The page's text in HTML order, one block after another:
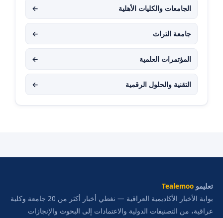
الجامعات والكليات الأهلية ←
جامعة التراث ←
المؤتمرات العلمية ←
التقنية والحلول الرقمية ←
تعليمو Tealemoo
بوابة الأخبار الأكاديمية العراقية — نغطي أخبار أكثر من 20 جامعة وكلية
عراقية، من التصنيفات الدولية والاعتمادات إلى البحوث والإنجازات